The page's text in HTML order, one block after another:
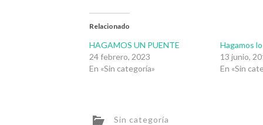
Relacionado
HAGAMOS UN PUENTE
24 febrero, 2023
En «Sin categoría»
Hagamos
13 junio,
En «Sin
Sin categoría